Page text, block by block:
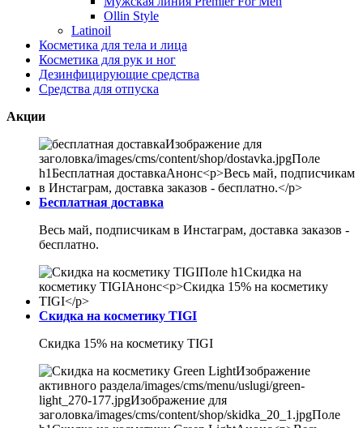
Ollin Style
Latinoil
Косметика для тела и лица
Косметика для рук и ног
Дезинфицирующие средства
Средства для отпуска
Акции
Бесплатная доставка
Весь май, подписчикам в Инстаграм, доставка заказов -
бесплатно.
Скидка на косметику TIGI
Скидка 15% на косметику TIGI